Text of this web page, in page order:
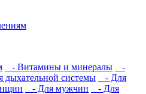
- Витамины и минералы
-
дыхательной системы
- Для
- Для мужчин
- Для